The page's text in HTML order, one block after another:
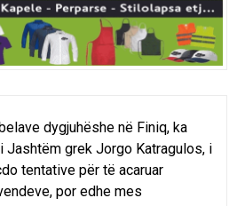
dygjuhëshe në Finiq, ka
Jashtëm grek Jorgo Katragulos, i
tentative për të acaruar
por edhe mes